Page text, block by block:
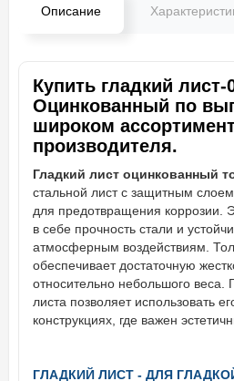
Описание
Купить гладкий лист-
Оцинкованный по
широком
производителя.
Гладкий лист оцинкованный
стальной лист с защитным
для предотвращения коррозии.
в себе прочность стали и
атмосферным воздействиям.
обеспечивает достаточную
относительно небольшого веса.
листа позволяет использовать
конструкциях, где важен
ГЛАДКИЙ ЛИСТ - ДЛЯ